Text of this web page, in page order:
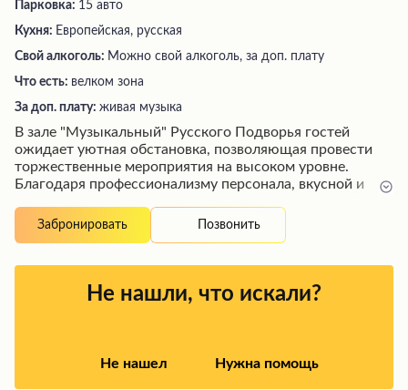
Парковка: 15 авто
Кухня: Европейская, русская
Свой алкоголь: Можно свой алкоголь, за доп. плату
Что есть: велком зона
За доп. плату: живая музыка
В зале "Музыкальный" Русского Подворья гостей
ожидает уютная обстановка, позволяющая провести
торжественные мероприятия на высоком уровне.
Благодаря профессионализму персонала, вкусной и
исполнить любимые песни в караоке, посетителям
гарантировано незабываемое времяпрепровождение.
и индивидуальный подход к каждому гостю создают
атмосферу душевности и комфорта, обеспечивая
желание рекомендовать это заведение друзьям.
Забронировать Позвонить
Не нашли, что искали?
Не нашел Нужна помощь